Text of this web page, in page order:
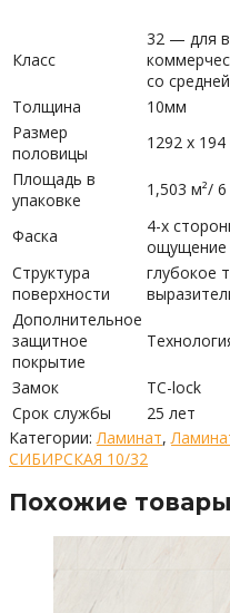
Класс
32 — для
со
Толщина
10мм
Размер
половицы
1292 х
Площадь в
упаковке
1,503 м²/
Фаска
4-х
ощущение
Структура
поверхности
глубокое
Дополнительное
защитное
покрытие
Замок
TC-lock
Срок службы
25 лет
Категории: Ламинат,
СИБИРСКАЯ 10/32
Похожие товары